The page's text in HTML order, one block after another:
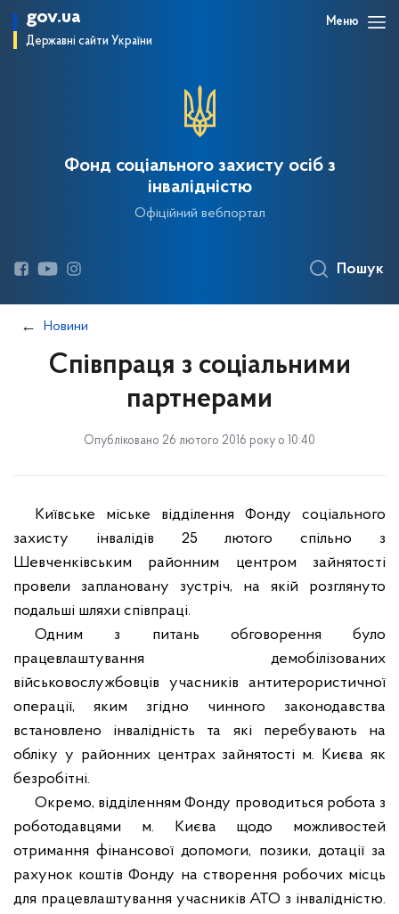
gov.ua
Державні сайти України
Меню
Фонд соціального захисту осіб з
інвалідністю
Офіційний вебпортал
Пошук
Новини
Співпраця з соціальними
партнерами
Опубліковано 26 лютого 2016 року о 10:40
Київське міське відділення Фонду соціального
захисту інвалідів 25 лютого спільно з
Шевченківським районним центром зайнятості
провели заплановану зустріч, на якій розглянуто
подальші шляхи співпраці.
Одним з питань обговорення було
працевлаштування демобілізованих
військовослужбовців учасників антитерористичної
операції, яким згідно чинного законодавства
встановлено інвалідність та які перебувають на
обліку у районних центрах зайнятості м. Києва як
безробітні.
Окремо, відділенням Фонду проводиться робота з
роботодавцями м. Києва щодо можливостей
отримання фінансової допомоги, позики, дотації за
рахунок коштів Фонду на створення робочих місць
для працевлаштування учасників АТО з інвалідністю.